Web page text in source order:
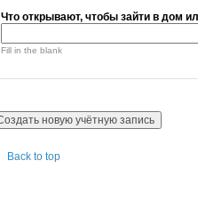
Что открывают, чтобы зайти в дом
Fill in the blank
Back to top